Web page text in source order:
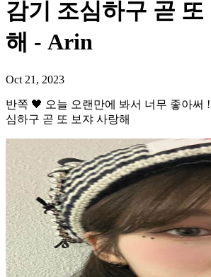
감기 조심하구 곧
해 - Arin
Oct 21, 2023
반쪽 🖤 오늘 오랜만에 봐서 너무 좋아써
심하구 곧 또 보쟈 사랑해